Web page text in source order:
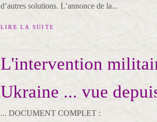
d’autres solutions. L’annonce de la...
LIRE LA SUITE
L'intervention
Ukraine ... vue
... DOCUMENT COMPLET :